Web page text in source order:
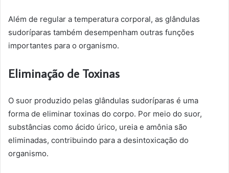
Além de regular a temperatura corporal, as glândulas
sudoríparas também desempenham outras funções
importantes para o organismo.
Eliminação de Toxinas
O suor produzido pelas glândulas sudoríparas é uma
forma de eliminar toxinas do corpo. Por meio do suor,
substâncias como ácido úrico, ureia e amônia são
eliminadas, contribuindo para a desintoxicação do
organismo.